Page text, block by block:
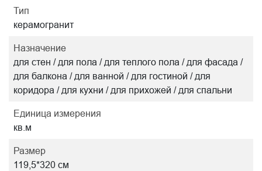
Тип
керамогранит
Назначение
для стен / для пола / для теплого пола / для фасада /
для балкона / для ванной / для гостиной / для
коридора / для кухни / для прихожей / для спальни
Единица измерения
кв.м
Размер
119,5*320 см